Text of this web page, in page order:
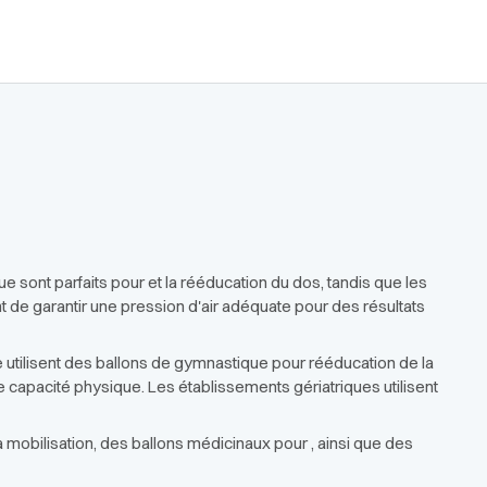
parfaits pour et la rééducation du dos, tandis que les
garantir une pression d'air adéquate pour des résultats
des ballons de gymnastique pour rééducation de la
physique. Les établissements gériatriques utilisent
des ballons médicinaux pour , ainsi que des